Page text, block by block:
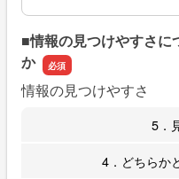
■情報の見つけやすさに
か
情報の見つけやすさ
5．
4．どちらか